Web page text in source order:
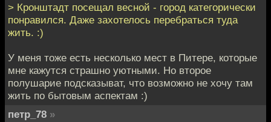
> Кронштадт посещал весной - город категорически
понравился. Даже захотелось перебраться туда
жить. :)
У меня тоже есть несколько мест в Питере, которые
мне кажутся страшно уютными. Но второе
полушарие подсказыват, что возможно не хочу там
жить по бытовым аспектам :)
петр_78 »